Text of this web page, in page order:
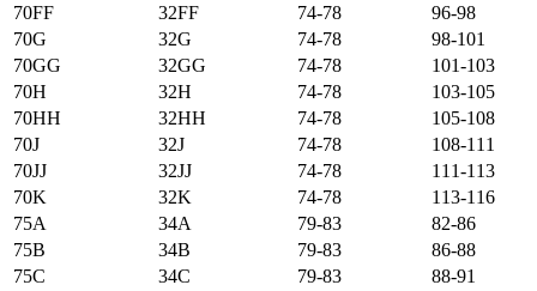
70FF
32FF 74-78
96-98
70G
32G 74-78
98-101
70GG
32GG 74-78
101-103
70H
32H 74-78
103-105
70HH
32HH 74-78
105-108
70J
32J 74-78
108-111
70JJ
32JJ 74-78
111-113
70K
32K 74-78
113-116
75А
34А 79-83
82-86
75B
34B 79-83
86-88
75C
34C 79-83 88-91